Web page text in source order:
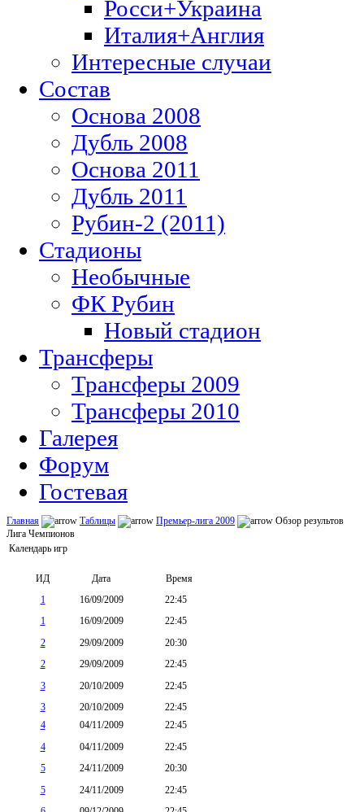
Росси+Украина
Италия+Англия
Интересные случаи
Состав
Основа 2008
Дубль 2008
Основа 2011
Дубль 2011
Рубин-2 (2011)
Стадионы
Необычные
ФК Рубин
Новый стадион
Трансферы
Трансферы 2009
Трансферы 2010
Галерея
Форум
Гостевая
Главная Таблицы Премьер-лига 2009
Обзор результов
Лига Чемпионов
Календарь игр
ИД Дата
Время
1
16/09/2009
22:45
1
16/09/2009
22:45
2
29/09/2009
20:30
2
29/09/2009
22:45
3
20/10/2009
22:45
3
20/10/2009
22:45
4
04/11/2009
22:45
4
04/11/2009
22:45
5
24/11/2009
20:30
5
24/11/2009
22:45